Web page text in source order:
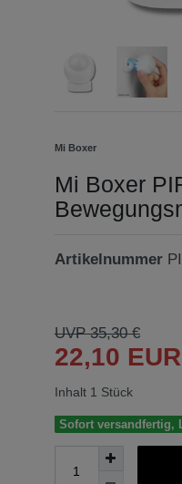
Mi Boxer
Mi Boxer
Artikelnummer
UVP 35,30 €
22,10 EUR
Inhalt 1 Stück
Sofort versandfertig,